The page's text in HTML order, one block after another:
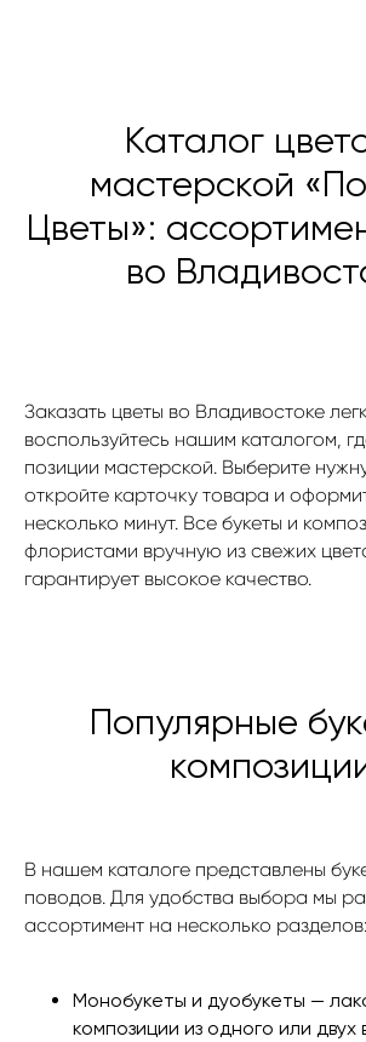
Каталог
мастерской
Цветы»:
во
Заказать цветы во Владивостоке
воспользуйтесь нашим каталогом,
позиции мастерской. Выберите
откройте карточку товара и
несколько минут. Все букеты и
флористами вручную из свежих
гарантирует высокое качество.
Популярные
В нашем каталоге представлены
поводов. Для удобства выбора мы
ассортимент на несколько разделов:
Монобукеты и дуобукеты —
композиции из одного или двух